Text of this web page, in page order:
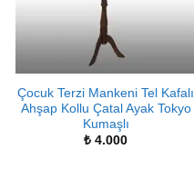
Çocuk Terzi Mankeni Tel Kafalı
Ahşap Kollu Çatal Ayak Tokyo
Kumaşlı
₺ 4.000